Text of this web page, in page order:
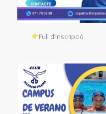
Full d’inscripció